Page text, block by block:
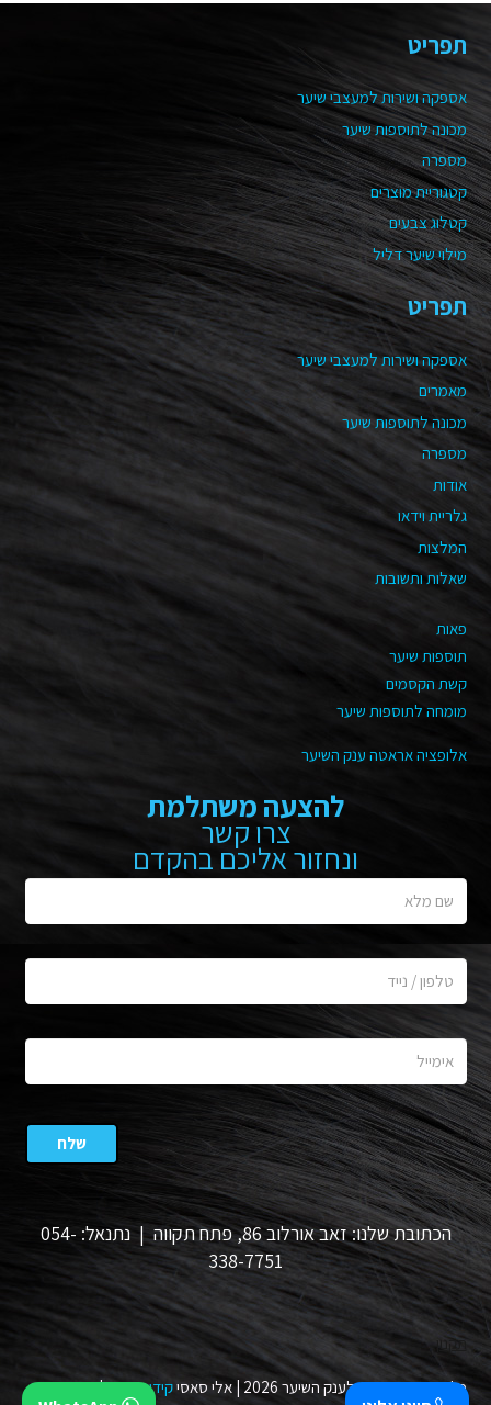
תפריט
אספקה ושירות למעצבי שיער
מכונה לתוספות שיער
מספרה
קטגוריית מוצרים
קטלוג צבעים
מילוי שיער דליל
תפריט
אספקה ושירות למעצבי שיער
מאמרים
מכונה לתוספות שיער
מספרה
אודות
גלריית וידאו
המלצות
שאלות ותשובות
פאות
תוספות שיער
קשת הקסמים
מומחה לתוספות שיער
אלופציה אראטה ענק השיער
להצעה משתלמת
צרו קשר
ונחזור אליכם בהקדם
הכתובת שלנו: זאב אורלוב 86, פתח תקווה | נתנאל: 054-
338-7751
תקנון
כל הזכויות שמורות לענק השיער 2026 | אלי סאסי קידוםואפיון|מעצב גרפי